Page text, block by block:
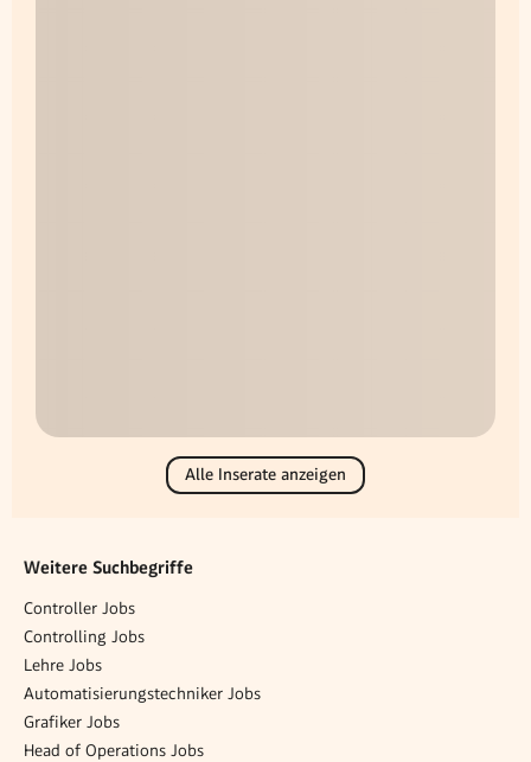
Alle Inserate anzeigen
Weitere Suchbegriffe
Controller Jobs
Controlling Jobs
Lehre Jobs
Automatisierungstechniker Jobs
Grafiker Jobs
Head of Operations Jobs